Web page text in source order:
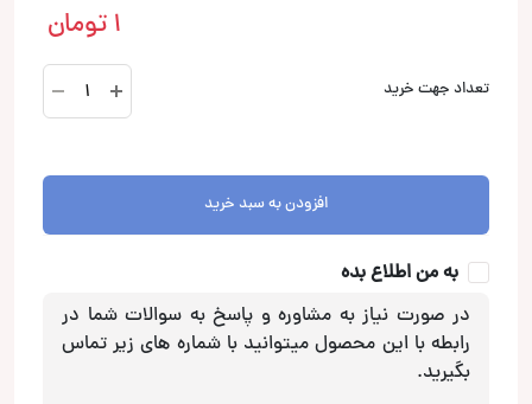
1 تومان
تعداد جهت خرید
Club
8622F
افزودن به سبد خرید
به من اطلاع بده
در صورت نیاز به مشاوره و پاسخ به سوالات شما در
رابطه با این محصول میتوانید با شماره های زیر تماس
بگیرید.